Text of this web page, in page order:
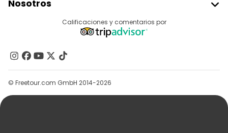
Acceder Como Proveedor
Programa De Afiliados
Nosotros
Contacto
Grupos
Ayuda
Calificaciones y comentarios por
© Freetour.com GmbH 2014-2026